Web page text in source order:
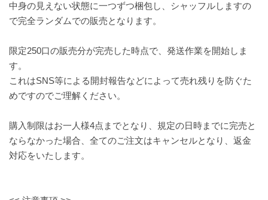
中身の見えない状態に一つずつ梱包し、シャッフルしますの
で完全ランダムでの販売となります。
限定250口の販売分が完売した時点で、発送作業を開始しま
す。
これはSNS等による開封報告などによって売れ残りを防ぐた
めですのでご理解ください。
購入制限はお一人様4点までとなり、規定の日時までに完売と
ならなかった場合、全てのご注文はキャンセルとなり、返金
対応をいたします。